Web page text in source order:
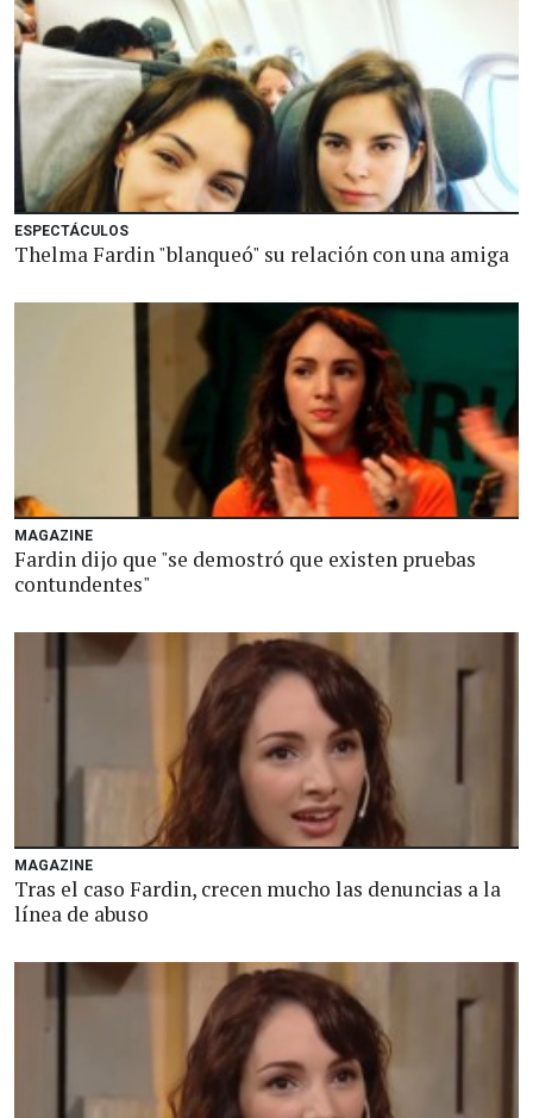
ESPECTÁCULOS
Thelma Fardin "blanqueó" su relación con una amiga
MAGAZINE
Fardin dijo que "se demostró que existen pruebas
contundentes"
MAGAZINE
Tras el caso Fardin, crecen mucho las denuncias a la
línea de abuso